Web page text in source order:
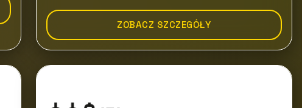
ZOBACZ SZCZEGÓŁY